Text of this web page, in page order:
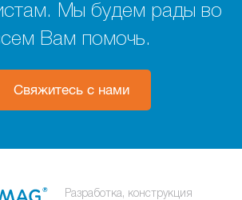
Мы будем рады во
Вам помочь.
Свяжитесь с нами
Разработка, конструкция